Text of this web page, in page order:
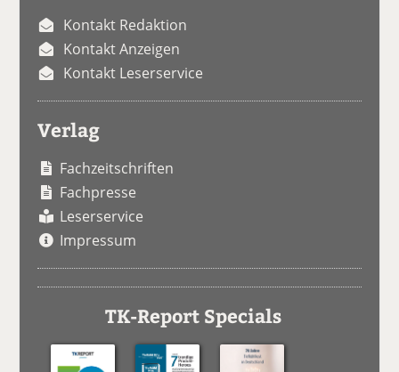
Kontakt Redaktion
Kontakt Anzeigen
Kontakt Leserservice
Verlag
Fachzeitschriften
Fachpresse
Leserservice
Impressum
TK-Report Specials